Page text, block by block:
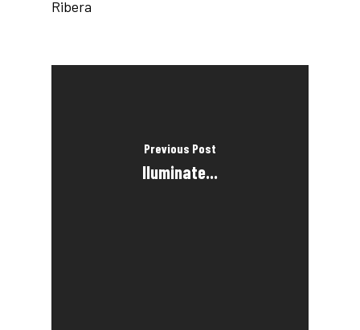
Ribera
Previous Post
Iluminate...